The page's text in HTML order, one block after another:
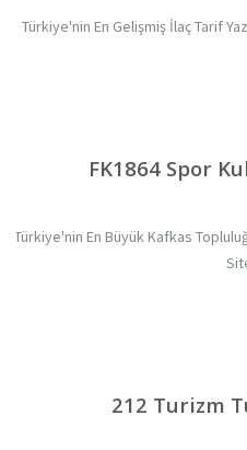
Türkiye'nin En Gelişmiş İlaç Tarif
FK1864 Spor
Türkiye'nin En Büyük Kafkas
212 Turizm